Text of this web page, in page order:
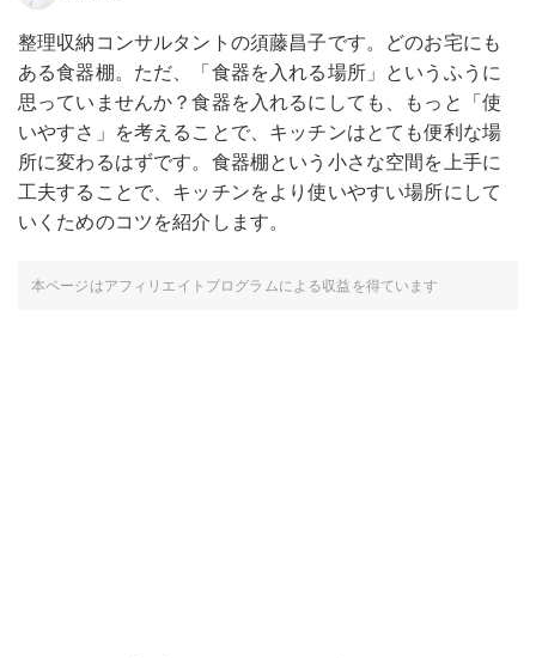
整理収納コンサルタントの須藤昌子です。どのお宅にも
ある食器棚。ただ、「食器を入れる場所」というふうに
思っていませんか？食器を入れるにしても、もっと「使
いやすさ」を考えることで、キッチンはとても便利な場
所に変わるはずです。食器棚という小さな空間を上手に
工夫することで、キッチンをより使いやすい場所にして
いくためのコツを紹介します。
本ページはアフィリエイトプログラムによる収益を得ています